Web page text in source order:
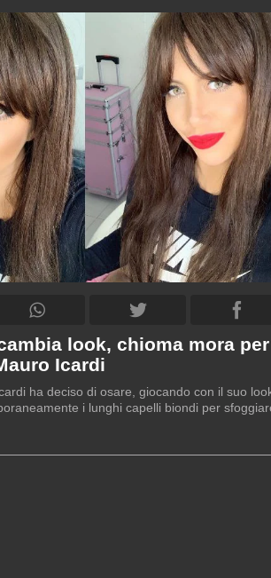
look, chioma mora per
Icardi
ha deciso di osare, giocando con il suo
i lunghi capelli biondi per